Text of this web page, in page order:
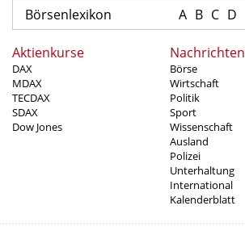
Börsenlexikon A B C D
Aktienkurse
DAX
MDAX
TECDAX
SDAX
Dow Jones
Nachrichten
Börse
Wirtschaft
Politik
Sport
Wissenschaft
Ausland
Polizei
Unterhaltung
International
Kalenderblatt